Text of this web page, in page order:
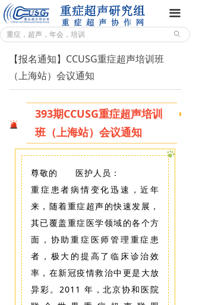
끀
重症超声研究组
前沿动态
专业园地
学术年会
培训教学
联系我们
课程体系
培训架构
培训通知
鸣谢页面
人才招聘
ꄙ
【报名通知】CCUSG重症超声培训班
（上海站）会议通知
393期CCUSG重症超声培训
班（上海站）会议通知
尊敬的 医护人员：
重症患者病情变化迅速，近年
来，随着重症超声的快速发展，
其已覆盖重症医学领域的各个方
面，协助重症医师管理重症患
者，极大的提高了临床诊治效
率，在新冠疫情救治中更是大放
异彩。2011 年，北京协和医院